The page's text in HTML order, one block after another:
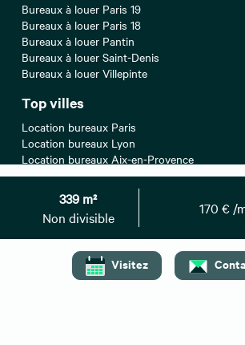
339 m²
Non divisible
170 € /
Visitez
Bureaux à louer Paris 19
Bureaux à louer Paris 18
Bureaux à louer Pantin
Bureaux à louer Saint-Denis
Bureaux à louer Villepinte
Top villes
Location bureaux Paris
Location bureaux Lyon
Location bureaux Aix-en-Provence
Location bureaux Strasbourg
Location bureaux Montpellier
Recherches associées
Entrepôts/Locaux d'activités à louer Seine-
Entrepôts/Locaux d'activités à vendre Seine-